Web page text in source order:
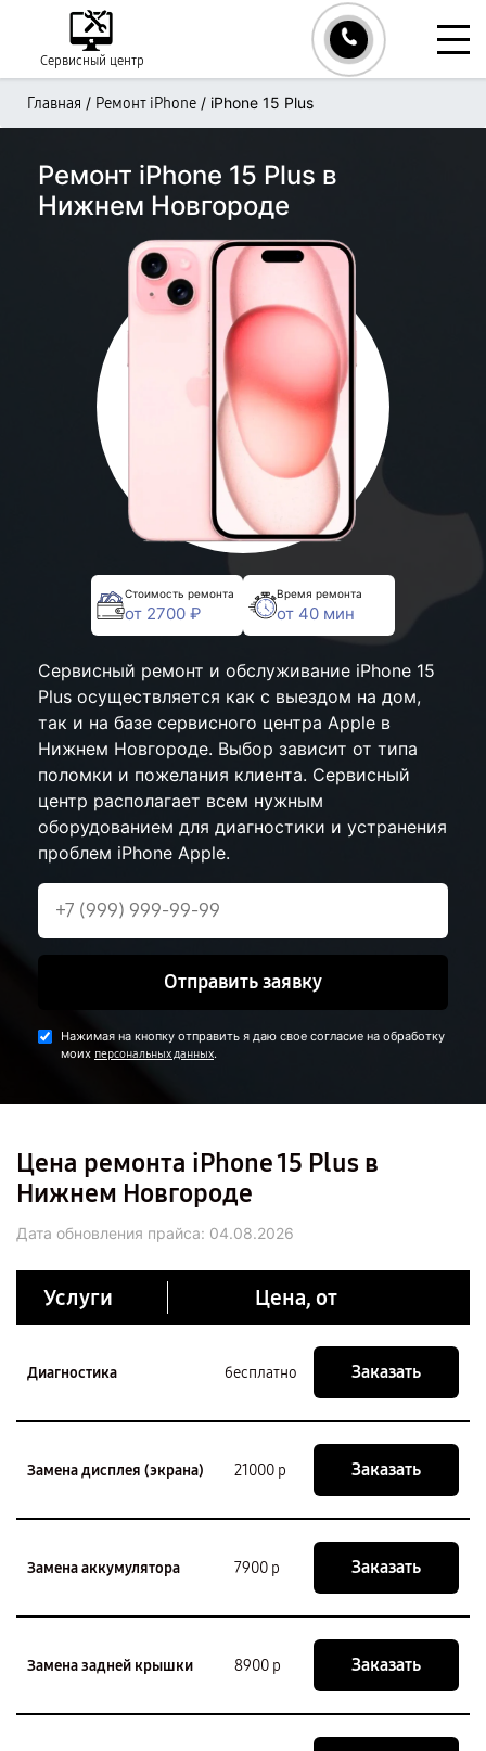
Сервисный центр
Главная / Ремонт iPhone / iPhone 15 Plus
Ремонт iPhone 15 Plus в
Нижнем Новгороде
Стоимость ремонта
от 2700 ₽
Время ремонта
от 40 мин
Сервисный ремонт и обслуживание iPhone 15
Plus осуществляется как с выездом на дом,
так и на базе сервисного центра Apple в
Нижнем Новгороде. Выбор зависит от типа
поломки и пожелания клиента. Сервисный
центр располагает всем нужным
оборудованием для диагностики и устранения
проблем iPhone Apple.
Отправить заявку
Нажимая на кнопку отправить я даю свое согласие на обработку
моих персональных данных.
Цена ремонта iPhone 15 Plus в
Нижнем Новгороде
Дата обновления прайса: 04.08.2026
Услуги Цена, от
Диагностика бесплатно Заказать
Замена дисплея (экрана) 21000 р Заказать
Замена аккумулятора 7900 р Заказать
Замена задней крышки 8900 р Заказать